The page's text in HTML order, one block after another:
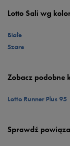
Lotto Sali wg
Białe
Szare
Zobacz podobne
Lotto Runner Plus 95
Sprawdź